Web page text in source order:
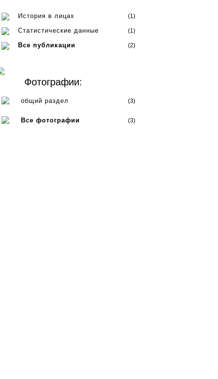
История в лицах (1)
Статистические данные (1)
Все публикации (2)
Фотографии:
общий раздел (3)
Все фотографии (3)